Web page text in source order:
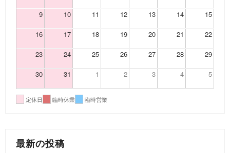
9 10 11 12 13 14 15
16 17 18 19 20 21 22
23 24 25 26 27 28 29
30 31 1 2 3 4 5
定休日 臨時休業 臨時営業
最新の投稿